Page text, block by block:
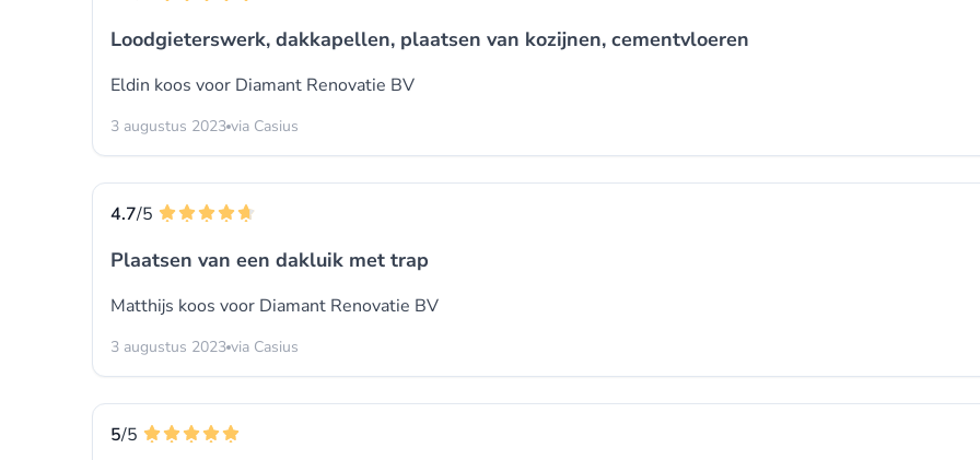
Loodgieterswerk, dakkapellen, plaatsen van kozijnen, cementvloeren
Eldin koos voor Diamant Renovatie BV
3 augustus 2023 via Casius
4.7/5
Plaatsen van een dakluik met trap
Matthijs koos voor Diamant Renovatie BV
3 augustus 2023 via Casius
5/5